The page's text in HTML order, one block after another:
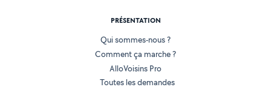
PRÉSENTATION
Qui sommes-nous ?
Comment ça marche ?
AlloVoisins Pro
Toutes les demandes